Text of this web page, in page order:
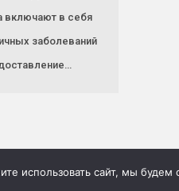
включают в себя
заболеваний
сайт, мы будем